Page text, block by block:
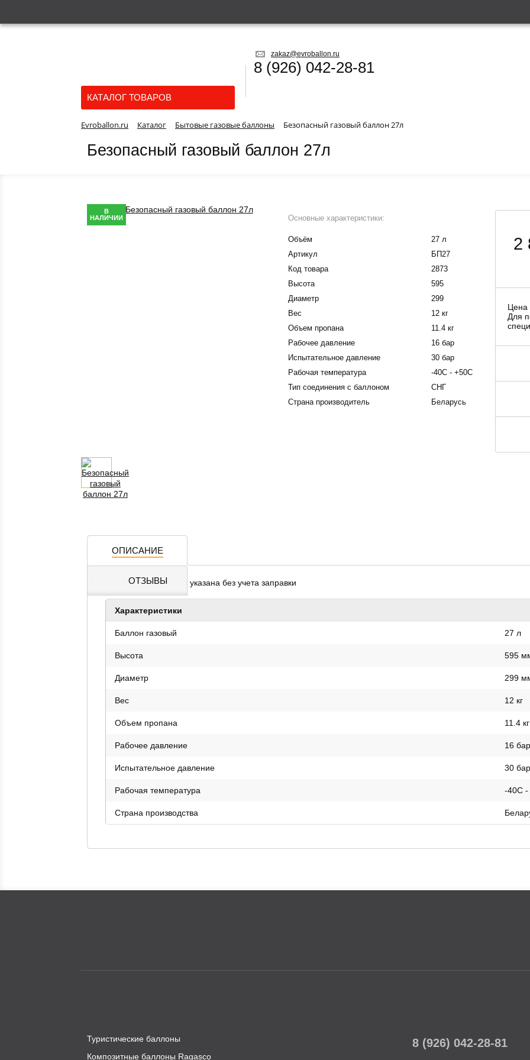
zakaz@evroballon.ru
8 (926) 042-28-81
КАТАЛОГ ТОВАРОВ
Evroballon.ru Каталог Бытовые газовые баллоны Безопасный газовый баллон 27л
Безопасный газовый баллон 27л
В
НАЛИЧИИ
Основные характеристики:
Объём
27 л
Артикул
БП27
Код товара
2873
Высота
595
Диаметр
299
Вес
12 кг
Объем пропана
11.4 кг
Рабочее давление
16 бар
Испытательное давление
30 бар
Рабочая температура
-40С - +50С
Тип соединения с баллоном
СНГ
Страна производитель
Беларусь
2
Цена
Для
ОПИСАНИЕ
ОТЗЫВЫ
* Стоимость баллона указана без учета заправки
Характеристики
Баллон газовый 27 л
Высота 595
Диаметр 299
Вес 12 кг
Объем пропана 11.4 кг
Рабочее давление 16 бар
Испытательное давление 30 бар
Рабочая температура -40С -
Страна производства
Туристические баллоны
Композитные баллоны Ragasco
8 (926) 042-28-81